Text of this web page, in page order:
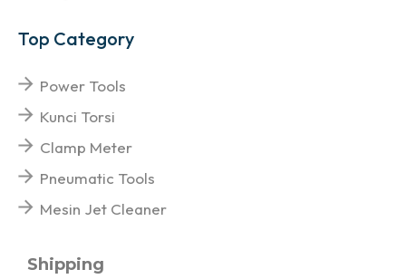
Top Category
Power Tools
Kunci Torsi
Clamp Meter
Pneumatic Tools
Mesin Jet Cleaner
Shipping